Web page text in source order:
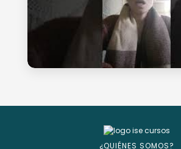
¿QUIÉNES SOMOS?